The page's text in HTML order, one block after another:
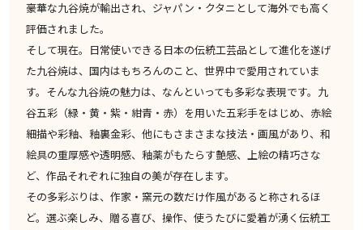
豪華な九谷焼が輸出され、ジャパン・クタニとして海外でも高く
評価されました。
そして現在。日常使いできる日本の伝統工芸品として進化を遂げ
た九谷焼は、国内はもちろんのこと、世界中で愛用されていま
す。そんな九谷焼の魅力は、なんといっても多彩な表現です。九
谷五彩（緑・黄・紫・紺青・赤）を用いた五彩手をはじめ、赤絵
細描や彩釉、釉裏金彩、他にもさまさまな技法・画風があり、和
絵具の重厚感や透明感、釉薬がもたらす艶感、上絵の精巧さな
ど、作品それぞれに独自の美が存在します。
その多彩ぶりは、作家・窯元の数だけ作風があると称されるほ
ど。選ぶ楽しみ、贈る喜び、操作、使うたびに愛着が湧く伝統工